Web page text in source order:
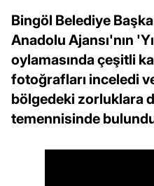
Bingöl Belediye
Anadolu Ajansı'nın
oylamasında çeşitli
fotoğrafları inceledi
bölgedeki zorluklara
temennisinde